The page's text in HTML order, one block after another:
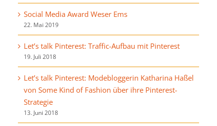
Social Media Award Weser Ems
22. Mai 2019
Let’s talk Pinterest: Traffic-Aufbau mit Pinterest
19. Juli 2018
Let’s talk Pinterest: Modebloggerin Katharina Haßel
von Some Kind of Fashion über ihre Pinterest-
Strategie
13. Juni 2018